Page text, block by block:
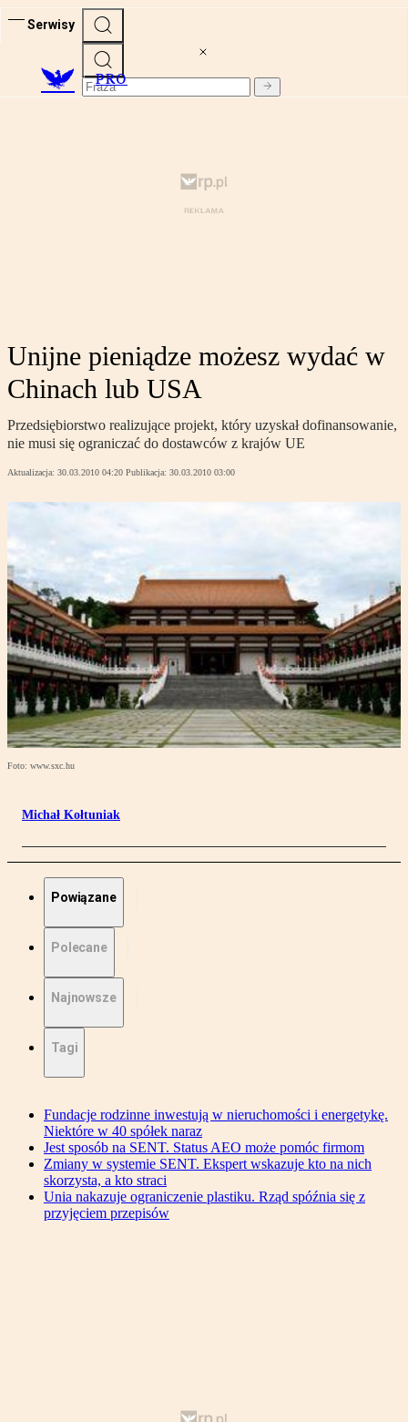
Serwisy
PRO
Unijne pieniądze możesz wydać w
Chinach lub USA
Przedsiębiorstwo realizujące projekt, który uzyskał dofinansowanie,
nie musi się ograniczać do dostawców z krajów UE
Aktualizacja: 30.03.2010 04:20 Publikacja: 30.03.2010 03:00
Foto: www.sxc.hu
Michał Kołtuniak
Powiązane
Polecane
Najnowsze
Tagi
Fundacje rodzinne inwestują w nieruchomości i energetykę.
Niektóre w 40 spółek naraz
Jest sposób na SENT. Status AEO może pomóc firmom
Zmiany w systemie SENT. Ekspert wskazuje kto na nich
skorzysta, a kto straci
Unia nakazuje ograniczenie plastiku. Rząd spóźnia się z
przyjęciem przepisów